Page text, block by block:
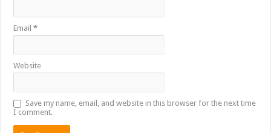
Email*
Website
Save my name, email, and website in this browser for the next time
I comment.